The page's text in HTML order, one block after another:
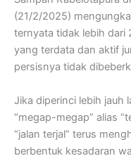
(21/2/2025)
ternyata tidak lebih dari
yang terdata dan aktif
persisnya tidak
Jika diperinci lebih jauh
“megap-megap” alias
“jalan terjal” terus
berbentuk kesadaran